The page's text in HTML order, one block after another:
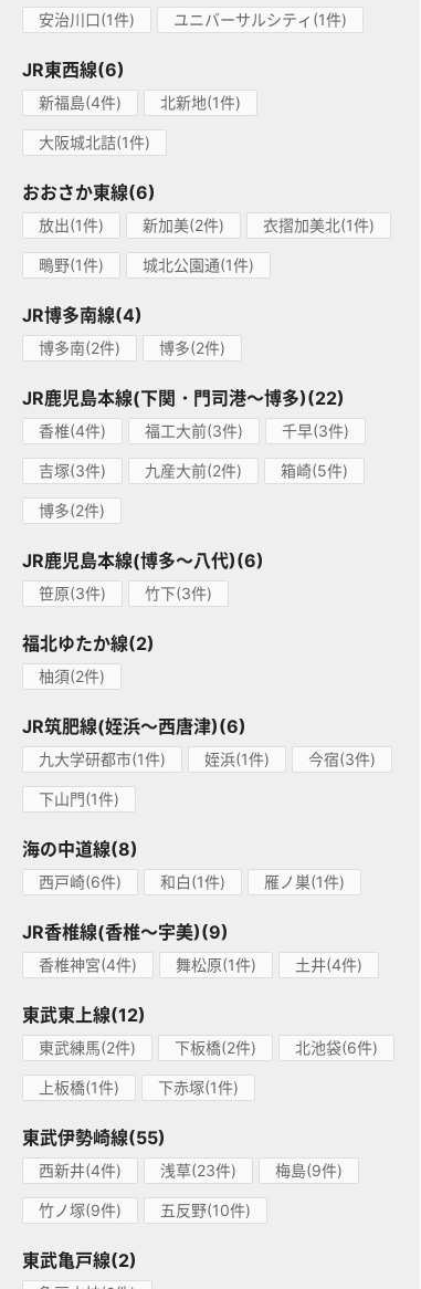
安治川口(1件) ユニバーサルシティ(1件)
JR東西線(6)
新福島(4件) 北新地(1件)
大阪城北詰(1件)
おおさか東線(6)
放出(1件) 新加美(2件) 衣摺加美北(1件)
鴫野(1件) 城北公園通(1件)
JR博多南線(4)
博多南(2件) 博多(2件)
JR鹿児島本線(下関・門司港～博多)(22)
香椎(4件) 福工大前(3件) 千早(3件)
吉塚(3件) 九産大前(2件) 箱崎(5件)
博多(2件)
JR鹿児島本線(博多～八代)(6)
笹原(3件) 竹下(3件)
福北ゆたか線(2)
柚須(2件)
JR筑肥線(姪浜～西唐津)(6)
九大学研都市(1件) 姪浜(1件) 今宿(3件)
下山門(1件)
海の中道線(8)
西戸崎(6件) 和白(1件) 雁ノ巣(1件)
JR香椎線(香椎～宇美)(9)
香椎神宮(4件) 舞松原(1件) 土井(4件)
東武東上線(12)
東武練馬(2件) 下板橋(2件) 北池袋(6件)
上板橋(1件) 下赤塚(1件)
東武伊勢崎線(55)
西新井(4件) 浅草(23件) 梅島(9件)
竹ノ塚(9件) 五反野(10件)
東武亀戸線(2)